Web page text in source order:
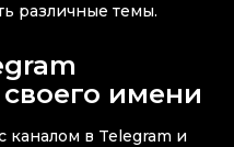
различные темы.
имени
каналом в Telegram и